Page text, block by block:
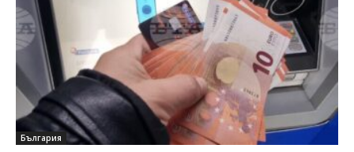
България